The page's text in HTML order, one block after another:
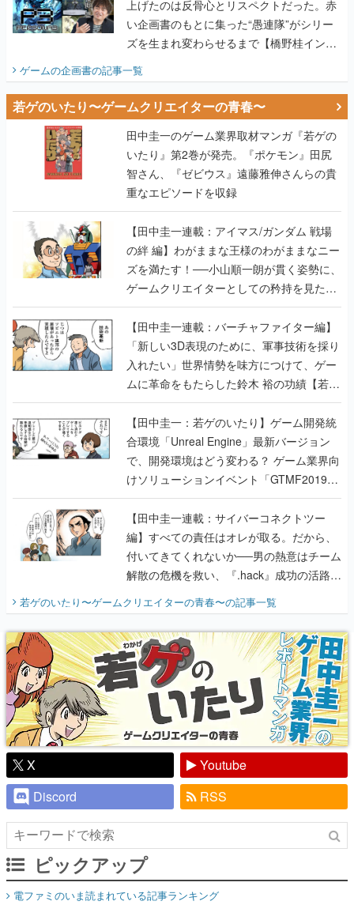
上げたのは反骨心とリスペクトだった。赤
い企画書のもとに集った“愚連隊”がシリー
ズを生まれ変わらせるまで【橋野桂インタ
ビュー】
ゲームの企画書の記事一覧
若ゲのいたり〜ゲームクリエイターの青春〜
田中圭一のゲーム業界取材マンガ『若ゲの
いたり』第2巻が発売。『ポケモン』田尻
智さん、『ゼビウス』遠藤雅伸さんらの貴
重なエピソードを収録
【田中圭一連載：アイマス/ガンダム 戦場
の絆 編】わがままな王様のわがままなニー
ズを満たす！──小山順一朗が貫く姿勢に、
ゲームクリエイターとしての矜持を見た
【若ゲのいたり最終回】
【田中圭一連載：バーチャファイター編】
「新しい3D表現のために、軍事技術を採り
入れたい」世界情勢を味方につけて、ゲー
ムに革命をもたらした鈴木 裕の功績【若ゲ
のいたり】
【田中圭一：若ゲのいたり】ゲーム開発統
合環境「Unreal Engine」最新バージョン
で、開発環境はどう変わる？ ゲーム業界向
けソリューションイベント「GTMF2019」
に行って、より理解を深めよう【PR】
【田中圭一連載：サイバーコネクトツー
編】すべての責任はオレが取る。だから、
付いてきてくれないか──男の熱意はチーム
解散の危機を救い、『.hack』成功の活路を
開く。業界の快男児・松山 洋に流れる血は
『少年ジャンプ』色だった【若ゲのいた
り】
若ゲのいたり〜ゲームクリエイターの青春〜の記事一覧
X
Youtube
Discord
RSS
ピックアップ
電ファミのいま読まれている記事ランキング